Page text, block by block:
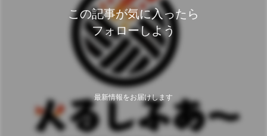
この記事が気に入ったら
フォローしよう
最新情報をお届けします